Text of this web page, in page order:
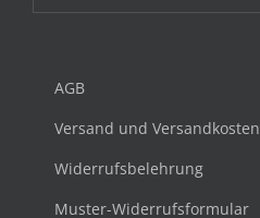
AGB
Versand und Versandkosten
Widerrufsbelehrung
Muster-Widerrufsformular